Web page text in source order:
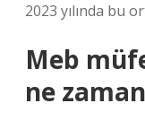
2023 yılında bu
Meb
ne